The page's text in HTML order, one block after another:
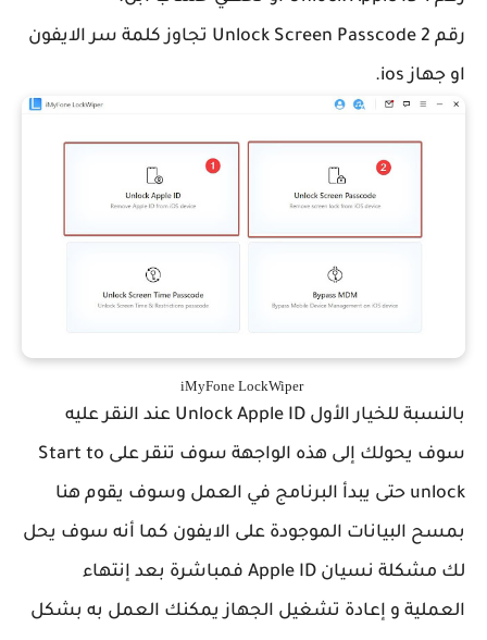
رقم 2 Unlock Screen Passcode تجاوز كلمة سر الايفون
او جهاز ios.
iMyFone LockWiper
بالنسبة للخيار الأول Unlock Apple ID عند النقر عليه
سوف يحولك إلى هذه الواجهة سوف تنقر على Start to
unlock حتى يبدأ البرنامج في العمل وسوف يقوم هنا
بمسح البيانات الموجودة على الايفون كما أنه سوف يحل
لك مشكلة نسيان Apple ID فمباشرة بعد إنتهاء
العملية و إعادة تشغيل الجهاز يمكنك العمل به بشكل